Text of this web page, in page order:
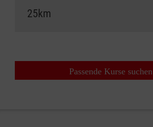
Passende Kurse suchen